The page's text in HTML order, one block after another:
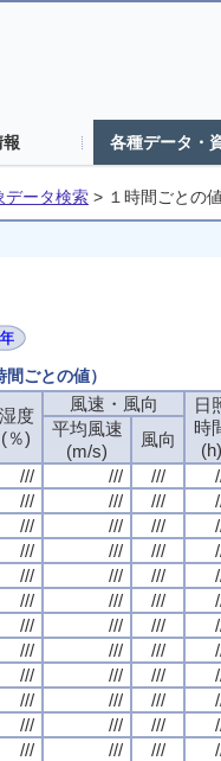
報 各種データ・
データ検索 > １時間ごとの
ごとの値）
湿度
(％)
風速・風向
日
時
(h)
平均風速
(m/s)
風向
/// /// ///
/// /// ///
/// /// ///
/// /// ///
/// /// ///
/// /// ///
/// /// ///
/// /// ///
/// /// ///
/// /// ///
/// /// ///
/// /// ///